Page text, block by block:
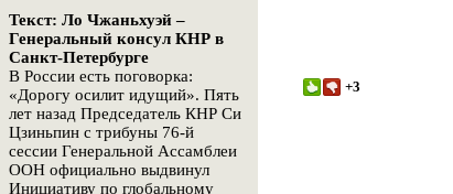
Текст: Ло Чжаньхуэй –
Генеральный консул КНР в
Санкт-Петербурге
В России есть поговорка:
«Дорогу осилит идущий». Пять
лет назад Председатель КНР Си
Цзиньпин с трибуны 76-й
сессии Генеральной Ассамблеи
ООН официально выдвинул
Инициативу по глобальному
+3